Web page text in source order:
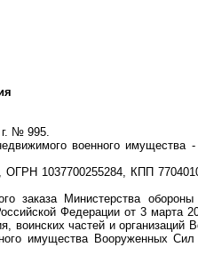
№ 995.
военного имущества -
1037700255284, КПП
заказа Министерства обороны
Федерации от 3 марта
воинских частей и организаций
имущества Вооруженных Сил